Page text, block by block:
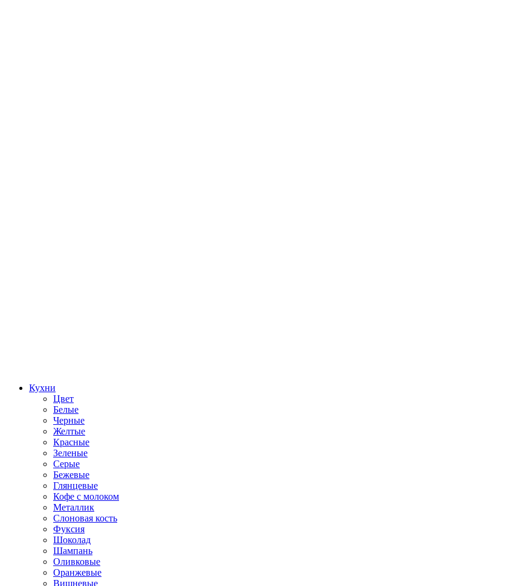
Кухни
Цвет
Белые
Черные
Желтые
Красные
Зеленые
Серые
Бежевые
Глянцевые
Кофе с молоком
Металлик
Слоновая кость
Фуксия
Шоколад
Шампань
Оливковые
Оранжевые
Вишневые